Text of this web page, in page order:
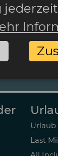
Urlaub
Last